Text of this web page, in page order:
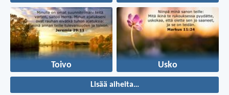
Toivo Usko
Lisää aiheita…